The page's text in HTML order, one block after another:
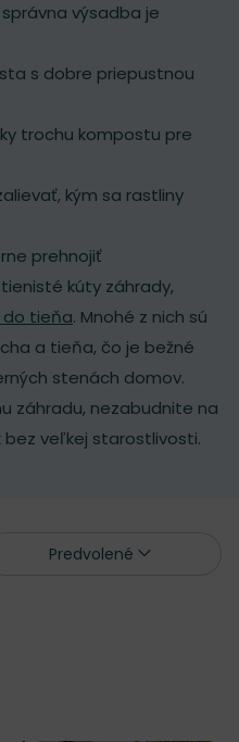
výsadba je
s dobre priepustnou
trochu kompostu pre
kým sa rastliny
prehnojiť
kúty záhrady,
do tieňa. Mnohé z nich sú
a tieňa, čo je bežné
stenách domov.
záhradu, nezabudnite na
bez veľkej starostlivosti.
Predvolené